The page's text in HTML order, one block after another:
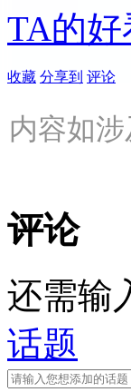
TA的好
收藏 分享到 评论
内容如
评论
还需输
话题